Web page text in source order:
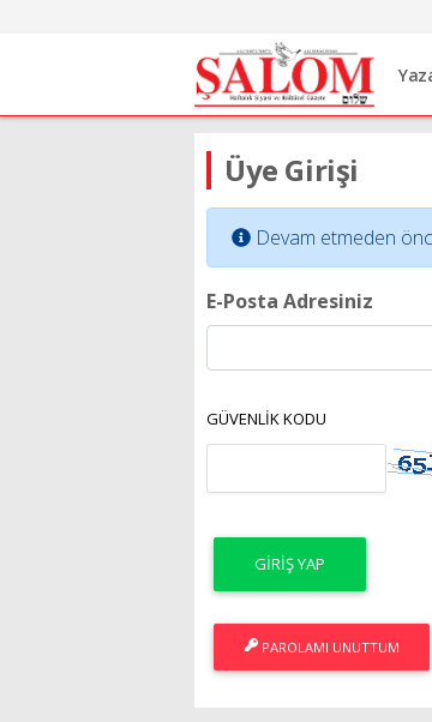
Üye Girişi
Devam etmeden
E-Posta Adresiniz
GÜVENLİK KODU
PAROLAMI UNUTTUM